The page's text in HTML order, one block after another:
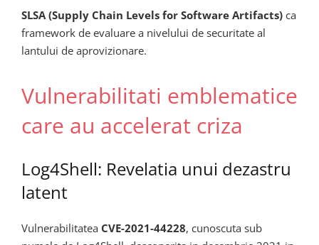
SLSA (Supply Chain Levels for Software Artifacts) ca
framework de evaluare a nivelului de securitate al
lantului de aprovizionare.
Vulnerabilitati emblematice
care au accelerat criza
Log4Shell: Revelatia unui dezastru
latent
Vulnerabilitatea CVE-2021-44228, cunoscuta sub